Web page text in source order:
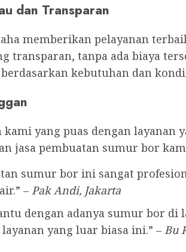
dan Transparan
memberikan pelayanan
transparan, tanpa ada biaya
kebutuhan dan
kami yang puas dengan
jasa pembuatan sumur bor
sumur bor ini sangat
– Pak Andi, Jakarta
dengan adanya sumur bor
yang luar biasa ini.” – Bu